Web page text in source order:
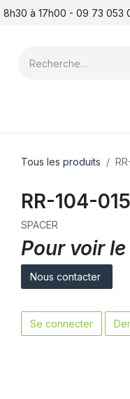
à 17h00 - 09 73 053
Tous les produits
RR-104-
SPACER
Pour voir
Nous contacter
Se connecter